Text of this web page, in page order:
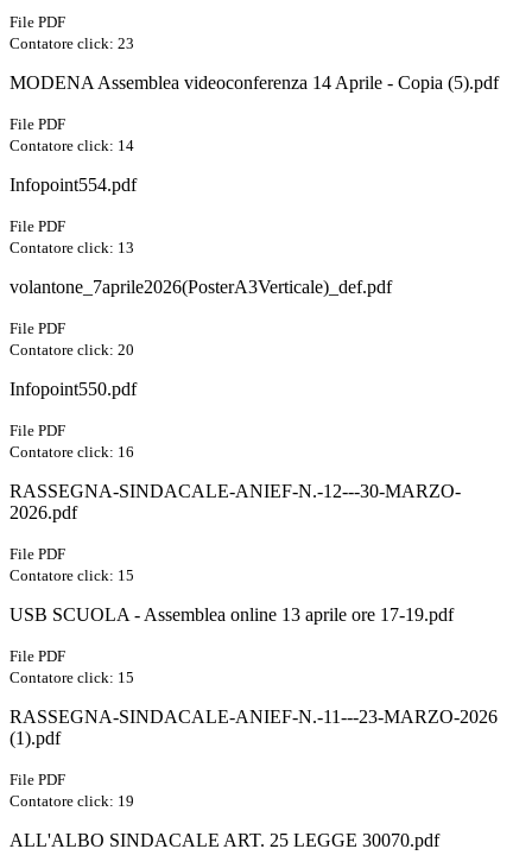
File PDF
Contatore click: 23
MODENA Assemblea videoconferenza 14 Aprile - Copia (5).pdf
File PDF
Contatore click: 14
Infopoint554.pdf
File PDF
Contatore click: 13
volantone_7aprile2026(PosterA3Verticale)_def.pdf
File PDF
Contatore click: 20
Infopoint550.pdf
File PDF
Contatore click: 16
RASSEGNA-SINDACALE-ANIEF-N.-12---30-MARZO-
2026.pdf
File PDF
Contatore click: 15
USB SCUOLA - Assemblea online 13 aprile ore 17-19.pdf
File PDF
Contatore click: 15
RASSEGNA-SINDACALE-ANIEF-N.-11---23-MARZO-2026
(1).pdf
File PDF
Contatore click: 19
ALL'ALBO SINDACALE ART. 25 LEGGE 30070.pdf